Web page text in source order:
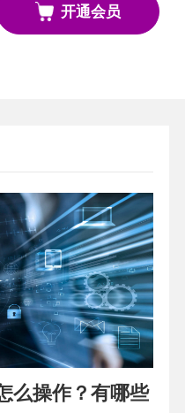
开通会员
么操作？有哪些